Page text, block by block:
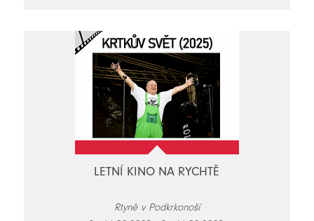
LETNÍ KINO NA RYCHTĚ
Rtyně v Podkrkonoší